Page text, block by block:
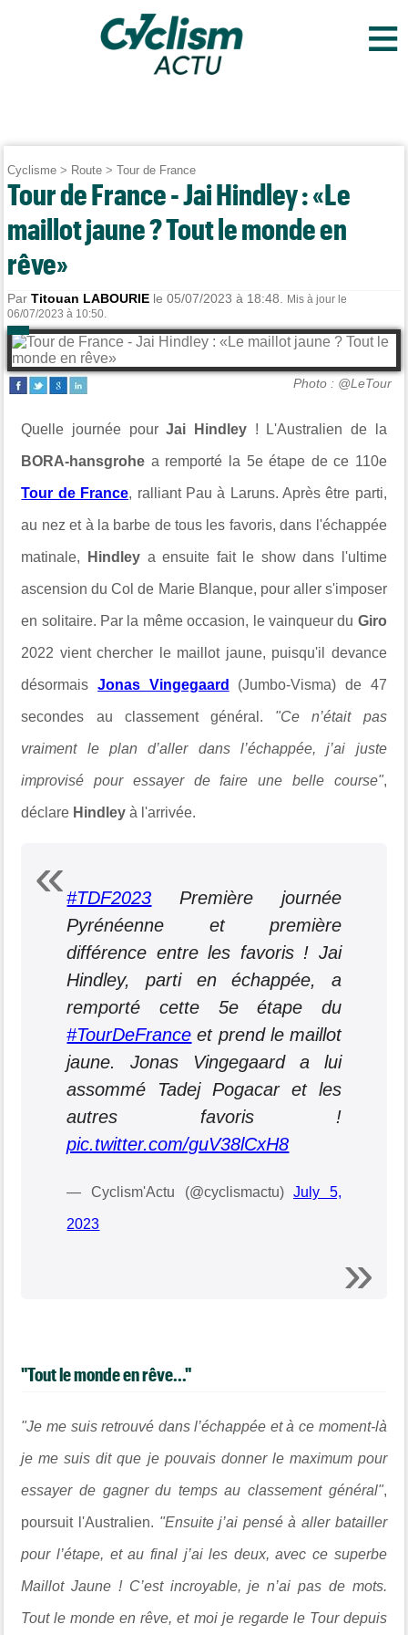
≡
Cyclisme > Route >Tour de France
Tour de France - Jai Hindley : «Le
maillot jaune ? Tout le monde en
rêve»
ParTitouan LABOURIE le 05/07/2023 à 18:48.
Mis à jour le
06/07/2023 à 10:50.
Photo : @LeTour
Quelle journée pourJai Hindley ! L'Australien de la
BORA-hansgrohe a remporté la 5e étape de ce 110e
Tour de France, ralliant Pau à Laruns. Après être parti,
au nez et à la barbe de tous les favoris, dans l'échappée
matinale, Hindley a ensuite fait le show dans l'ultime
ascension du Col de Marie Blanque, pour aller s'imposer
en solitaire. Par la même occasion, le vainqueur du Giro
2022 vient chercher le maillot jaune, puisqu'il devance
désormaisJonas Vingegaard (Jumbo-Visma) de 47
secondes au classement général. "Ce n’était pas
vraiment le plan d’aller dans l’échappée, j’ai juste
improvisé pour essayer de faire une belle course",
déclare Hindleyà l'arrivée.
#TDF2023 Première journée
Pyrénéenne et première
différence entre les favoris ! Jai
Hindley, parti en échappée, a
remporté cette 5e étape du
#TourDeFrance et prend le maillot
jaune. Jonas Vingegaard a lui
assommé Tadej Pogacar et les
autres favoris !
pic.twitter.com/guV38lCxH8
— Cyclism'Actu (@cyclismactu)July 5,
2023
"Tout le monde en rêve..."
"Je me suis retrouvé dans l’échappée et à ce moment-là
je me suis dit que je pouvais donner le maximum pour
essayer de gagner du temps au classement général",
poursuit l'Australien. "Ensuite j’ai pensé à aller batailler
pour l’étape, et au final j’ai les deux, avec ce superbe
Maillot Jaune ! C’est incroyable, je n’ai pas de mots.
Tout le monde en rêve, et moi je regarde le Tour depuis